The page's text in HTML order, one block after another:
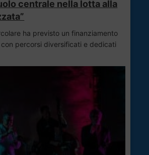
centrale nella lotta alla
ha previsto un finanziamento
percorsi diversificati e dedicati